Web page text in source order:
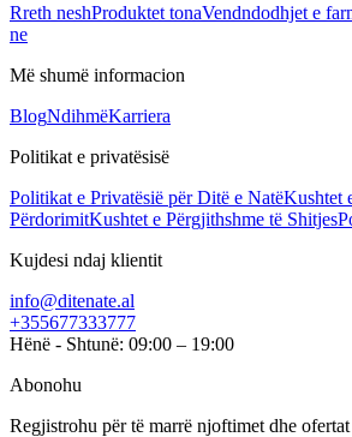
Rreth neshProduktet tonaVendndodhjet e
ne
Më shumë informacion
BlogNdihmëKarriera
Politikat e privatësisë
Politikat e Privatësië për Ditë e NatëKushtet
PërdorimitKushtet e Përgjithshme të Shitjes
Kujdesi ndaj klientit
info@ditenate.al
+355677333777
Hënë - Shtunë: 09:00 – 19:00
Abonohu
Regjistrohu për të marrë njoftimet dhe ofertat